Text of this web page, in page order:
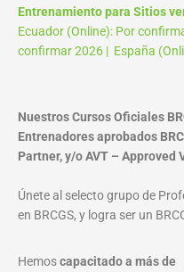
Entrenamiento para Sitios
Ecuador (Online): Por
confirmar 2026 | España
Nuestros Cursos Oficiales
Entrenadores aprobados
Partner, y/o AVT – Approved
Únete al selecto grupo de
en BRCGS, y logra ser un
Hemoscapacitado a más de